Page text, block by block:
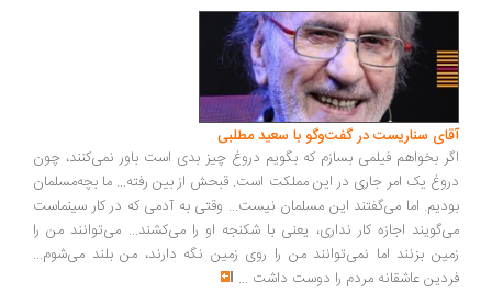
سناریست در گفت‌وگو با سعید مطلبی
بخواهم فیلمی بسازم که بگویم دروغ چیز بدی است باور نمی‌کنند، چون
یک امر جاری در این مملکت است. قبحش از بین رفته... ما بچه‌مسلمان
اما می‌گفتند این مسلمان نیست... وقتی به آدمی که در کار سینماست
اجازه کار نداری، یعنی با شکنجه او را می‌کشند... می‌توانند من را
بزنند اما نمی‌توانند من را روی زمین نگه دارند، من بلند می‌شوم...
عاشقانه مردم را دوست داشت ...